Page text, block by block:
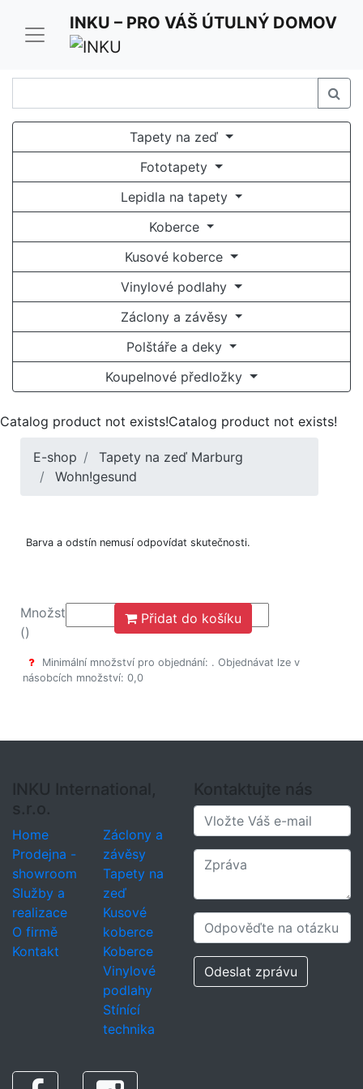
Pro optimální funkci našich stránek používáme cookies.
Užíváním stránek inku.cz souhlasíte s jejich
používáním.Rozumím a souhlasím
INKU – PRO VÁŠ ÚTULNÝ DOMOV
Tapety na zeď
Fototapety
Lepidla na tapety
Koberce
Kusové koberce
Vinylové podlahy
Záclony a závěsy
Polštáře a deky
Koupelnové předložky
Catalog product not exists!Catalog product not exists!
E-shop
Tapety na zeď Marburg
Wohn!gesund
Barva a odstín nemusí odpovídat skutečnosti.
Množství
()
Přidat do košíku
Minimální množství pro objednání: . Objednávat lze v
násobcích množství: 0,0
INKU International,
s.r.o.
Home
Prodejna -
showroom
Služby a
realizace
O firmě
Kontakt
Záclony a
závěsy
Tapety na
zeď
Kusové
koberce
Koberce
Vinylové
podlahy
Stínící
technika
Kontaktujte nás
Odeslat zprávu